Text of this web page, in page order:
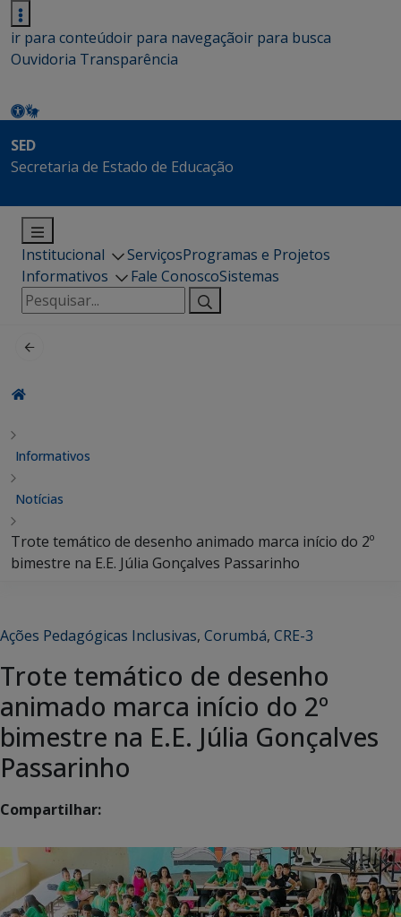
ir para conteúdoir para navegaçãoir para busca
Ouvidoria Transparência
SED
Secretaria de Estado de Educação
Institucional ServiçosProgramas e Projetos
Informativos
Fale ConoscoSistemas
Pesquisar
por:
Informativos
Notícias
Trote temático de desenho animado marca início do 2º
bimestre na E.E. Júlia Gonçalves Passarinho
Ações Pedagógicas Inclusivas, Corumbá, CRE-3
Trote temático de desenho
animado marca início do 2º
bimestre na E.E. Júlia Gonçalves
Passarinho
Compartilhar: